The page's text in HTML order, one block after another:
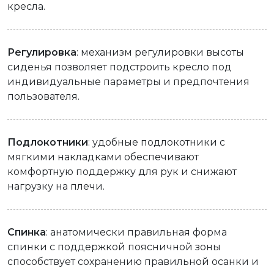
кресла.
Регулировка: механизм регулировки высоты
сиденья позволяет подстроить кресло под
индивидуальные параметры и предпочтения
пользователя.
Подлокотники: удобные подлокотники с
мягкими накладками обеспечивают
комфортную поддержку для рук и снижают
нагрузку на плечи.
Спинка: анатомически правильная форма
спинки с поддержкой поясничной зоны
способствует сохранению правильной осанки и